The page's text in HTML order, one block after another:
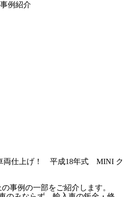
例紹介
仕上げ！ 平成18年式 MINI ク
事例の一部をご紹介します。